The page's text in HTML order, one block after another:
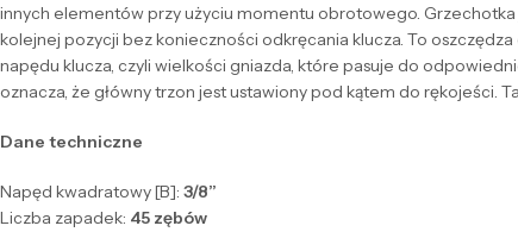
innych elementów przy użyciu momentu obrotowego.
kolejnej pozycji bez konieczności odkręcania klucza. To
napędu klucza, czyli wielkości gniazda, które pasuje do
oznacza, że główny trzon jest ustawiony pod kątem do rękojeści.
Dane techniczne
Napęd kwadratowy [B]: 3/8”
Liczba zapadek: 45 zębów